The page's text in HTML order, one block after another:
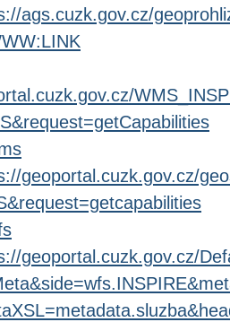
ags.cuzk.gov.cz/
geoportal.cuzk.gov.cz/
geoportal.cuzk.gov.cz/